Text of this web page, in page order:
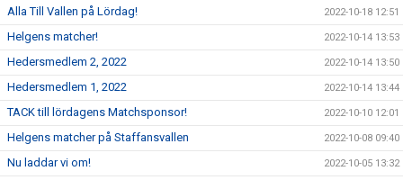
Alla Till Vallen på Lördag! 2022-10-18 12:51
Helgens matcher! 2022-10-14 13:53
Hedersmedlem 2, 2022 2022-10-14 13:50
Hedersmedlem 1, 2022 2022-10-14 13:44
TACK till lördagens Matchsponsor! 2022-10-10 12:01
Helgens matcher på Staffansvallen 2022-10-08 09:40
Nu laddar vi om! 2022-10-05 13:32